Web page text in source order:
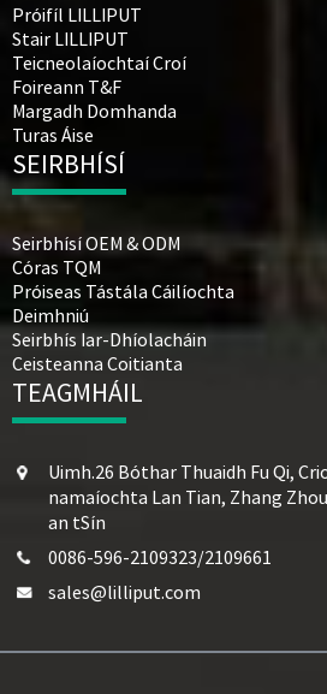
Próifíl LILLIPUT
Stair LILLIPUT
Teicneolaíochtaí Croí
Foireann T&F
Margadh Domhanda
Turas Áise
SEIRBHÍSÍ
Seirbhísí OEM & ODM
Córas TQM
Próiseas Tástála Cáilíochta
Deimhniú
Seirbhís Iar-Dhíolacháin
Ceisteanna Coitianta
TEAGMHÁIL
Uimh.26 Bóthar Thuaidh Fu Qi,
namaíochta Lan Tian, ​​Zhang
an tSín
0086-596-2109323/2109661
sales@lilliput.com